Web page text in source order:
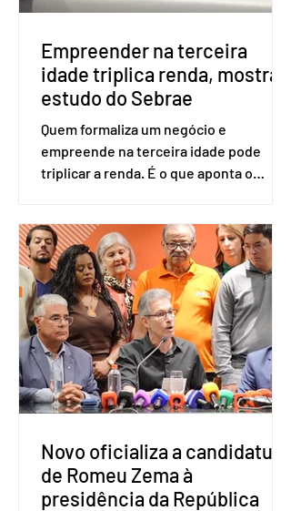
reconh
Empreender na terceira
idade triplica renda, mostra
estudo do Sebrae
Quem formaliza um negócio e
empreende na terceira idade pode
triplicar a renda. É o que aponta o
Amostra de Domicílio (PNAD Contínua),
do Serviço Brasileiro de Apoio às Micro
e Pequenas Empresas (Sebrae),
realizado a partir de dados do Instituto
Brasileiro de Geografia e Estatística
(IBGE). O estudo do Sebrae mostra que,
no quarto trimestre de 2025, os
empreendedores 60+ formalizados
atingiram o maior rendime
Novo oficializa a candidatura
de Romeu Zema à
presidência da República